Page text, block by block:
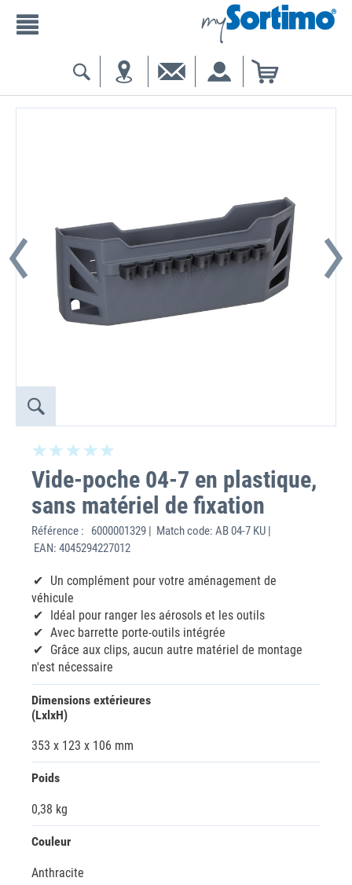
Vide-poche 04-7 en plastique,
sans matériel de fixation
Référence :
6000001329 | Match code: AB 04-7 KU |
EAN: 4045294227012
Un complément pour votre aménagement de
véhicule
Idéal pour ranger les aérosols et les outils
Avec barrette porte-outils intégrée
Grâce aux clips, aucun autre matériel de montage
n'est nécessaire
Dimensions extérieures
(LxlxH)
353 x 123 x 106 mm
Poids
0,38 kg
Couleur
Anthracite